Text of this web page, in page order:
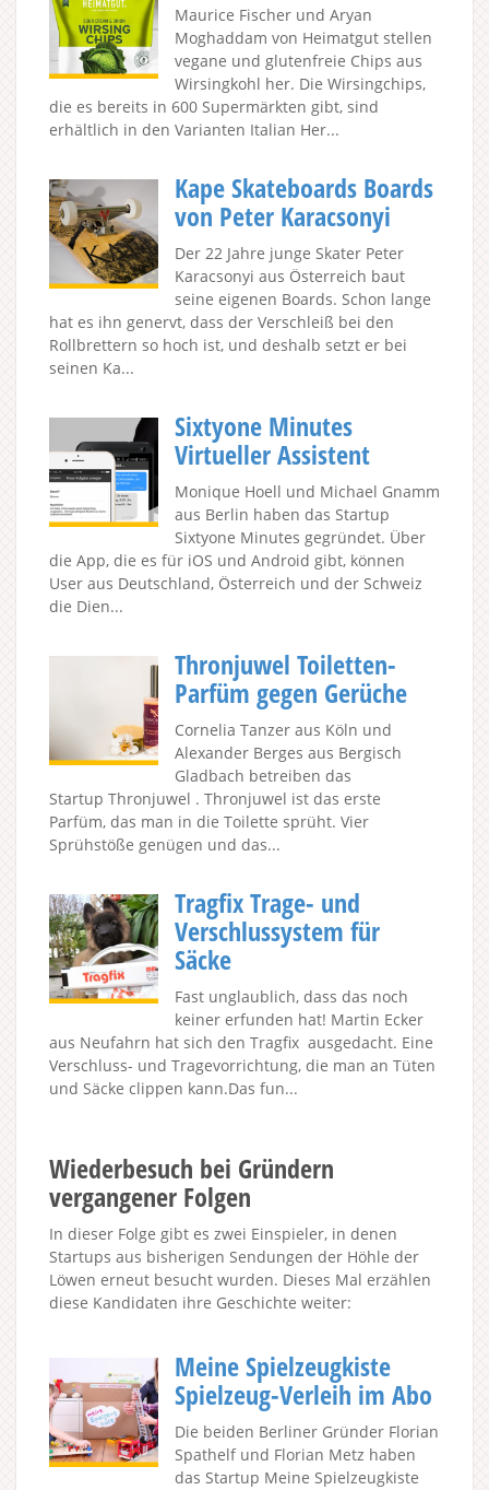
Maurice Fischer und Aryan
Moghaddam von Heimatgut stellen
vegane und glutenfreie Chips aus
Wirsingkohl her. Die Wirsingchips,
die es bereits in 600 Supermärkten gibt, sind
erhältlich in den Varianten Italian Her...
Kape Skateboards Boards
von Peter Karacsonyi
Der 22 Jahre junge Skater Peter
Karacsonyi aus Österreich baut
seine eigenen Boards. Schon lange
hat es ihn genervt, dass der Verschleiß bei den
Rollbrettern so hoch ist, und deshalb setzt er bei
seinen Ka...
Sixtyone Minutes
Virtueller Assistent
Monique Hoell und Michael Gnamm
aus Berlin haben das Startup
Sixtyone Minutes gegründet. Über
die App, die es für iOS und Android gibt, können
User aus Deutschland, Österreich und der Schweiz
die Dien...
Thronjuwel Toiletten-
Parfüm gegen Gerüche
Cornelia Tanzer aus Köln und
Alexander Berges aus Bergisch
Gladbach betreiben das
Startup Thronjuwel . Thronjuwel ist das erste
Parfüm, das man in die Toilette sprüht. Vier
Sprühstöße genügen und das...
Tragfix Trage- und
Verschlussystem für
Säcke
Fast unglaublich, dass das noch
keiner erfunden hat! Martin Ecker
aus Neufahrn hat sich den Tragfix ausgedacht. Eine
Verschluss- und Tragevorrichtung, die man an Tüten
und Säcke clippen kann.Das fun...
Wiederbesuch bei Gründern
vergangener Folgen
In dieser Folge gibt es zwei Einspieler, in denen
Startups aus bisherigen Sendungen der Höhle der
Löwen erneut besucht wurden. Dieses Mal erzählen
diese Kandidaten ihre Geschichte weiter:
Meine Spielzeugkiste
Spielzeug-Verleih im Abo
Die beiden Berliner Gründer Florian
Spathelf und Florian Metz haben
das Startup Meine Spielzeugkiste